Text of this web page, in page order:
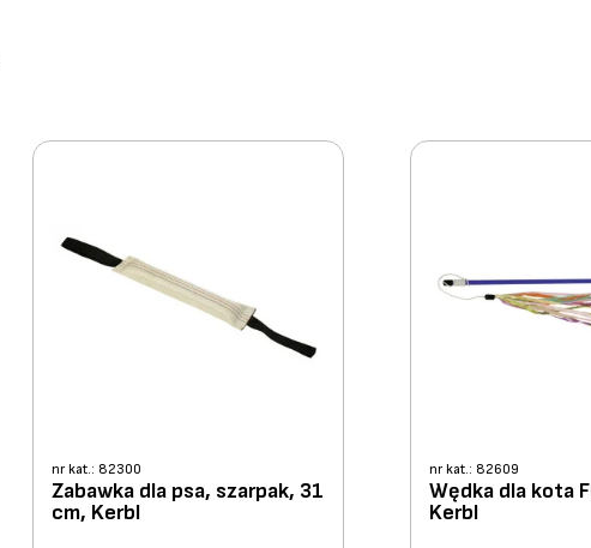
nr kat.: 82300
Zabawka dla psa, szarpak, 31
cm, Kerbl
nr kat.: 82609
Wędka dla kota
Kerbl